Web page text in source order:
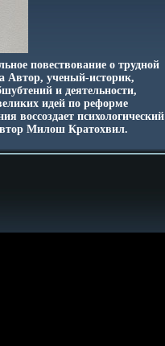
повествование о трудной
Автор, ученый-историк,
и деятельности,
идей по реформе
воссоздает психологический
Милош Кратохвил.